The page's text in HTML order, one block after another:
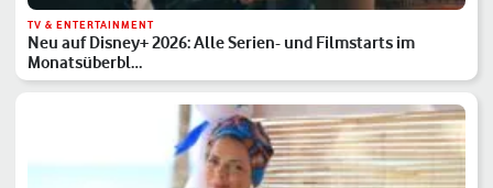
TV & ENTERTAINMENT
Neu auf Disney+ 2026: Alle Serien- und Filmstarts im
Monatsüberbl…